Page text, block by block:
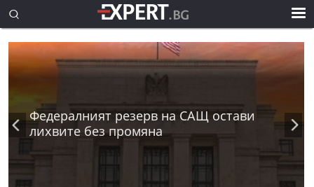
Федералният резерв на САЩ остави
лихвите без промяна